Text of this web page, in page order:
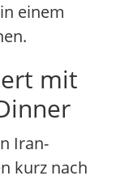
einem
mit
Iran-
kurz nach